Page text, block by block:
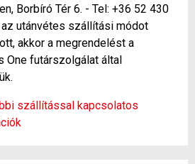
Borbíró Tér 6. - Tel: +36 52 430
utánvétes szállítási módot
akkor a megrendelést a
One futárszolgálat által
szállítással kapcsolatos